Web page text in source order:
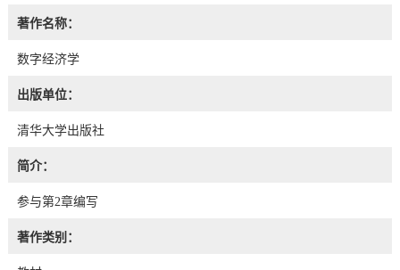
著作名称：
数字经济学
出版单位：
清华大学出版社
简介：
参与第2章编写
著作类别：